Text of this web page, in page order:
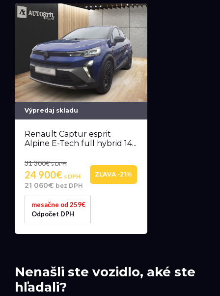
Výpredaj skladu
Renault Captur esprit
Alpine E-Tech full hybrid 14...
31 300€s DPH
24 900€ s DPH
21 060€ bez DPH
ZĽAVA -21%
mesačne od 259€
Odpočet DPH
Nenašli ste vozidlo, aké ste
hľadali?